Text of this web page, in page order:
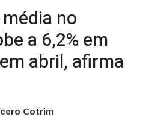
no
a 6,2% em
abril, afirma
Cotrim